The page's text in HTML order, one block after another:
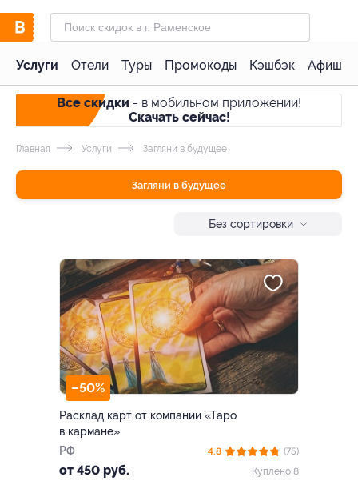
Услуги Отели Туры Промокоды Кэшбэк Афиша
Все скидки - в мобильном приложении!
Скачать сейчас!
Главная Услуги Загляни в будущее
Загляни в будущее
Без сортировки
–50%
Расклад карт от компании «Таро
в кармане»
РФ
от 450 руб.
4.8
(75)
Куплено 8